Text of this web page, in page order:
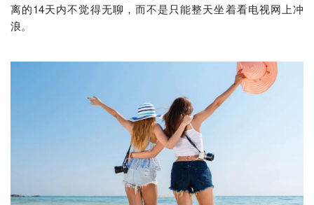
离的14天内不觉得无聊，而不是只能整天坐着看电视网上冲
浪。